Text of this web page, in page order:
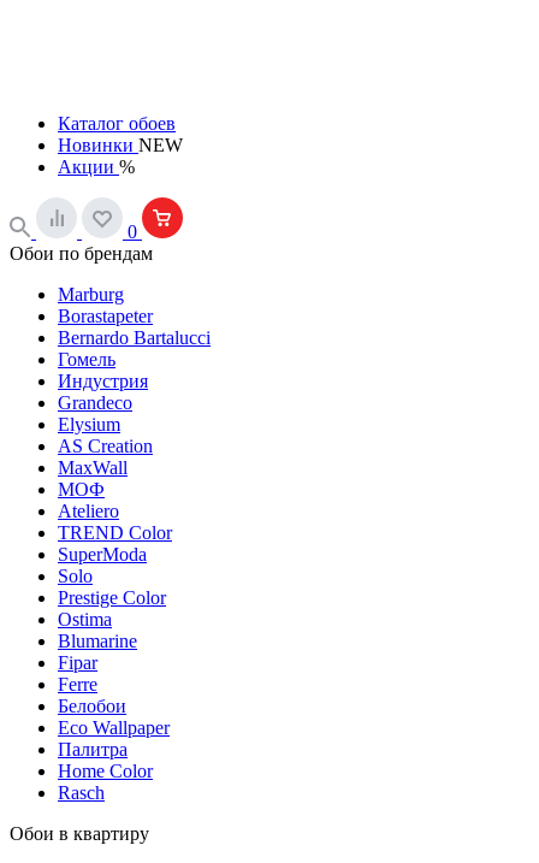
Каталог обоев
Новинки NEW
Акции %
0
Обои по брендам
Marburg
Borastapeter
Bernardo Bartalucci
Гомель
Индустрия
Grandeco
Elysium
AS Creation
MaxWall
МОФ
Ateliero
TREND Color
SuperModa
Solo
Prestige Color
Ostima
Blumarine
Fipar
Ferre
Белобои
Eco Wallpaper
Палитра
Home Color
Rasch
Обои в квартиру